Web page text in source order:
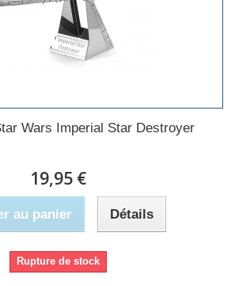
Wars Imperial Star Destroyer
19,95 €
au panier Détails
Rupture de stock